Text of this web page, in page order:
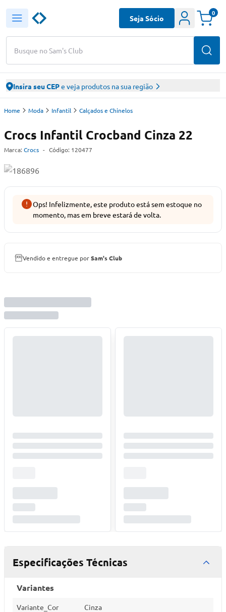
Busque no Sam's Club
Seja Sócio
0
Insira seu CEPe veja produtos na sua região
Home Moda Infantil Calçados e Chinelos
Crocs Infantil Crocband Cinza 22
Marca: Crocs - Código: 120477
Ops! Infelizmente, este produto está sem estoque no
momento, mas em breve estará de volta.
Vendido e entregue porSam's Club
Especificações Técnicas
Variantes
Variante_Cor Cinza